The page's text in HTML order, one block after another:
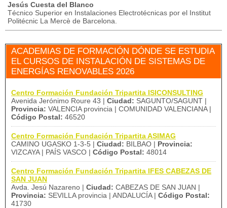
Jesús Cuesta del Blanco
Técnico Superior en Instalaciones Electrotécnicas por el Institut
Politécnic La Mercè de Barcelona.
ACADEMIAS DE FORMACIÓN DÓNDE SE ESTUDIA
EL CURSOS DE INSTALACIÓN DE SISTEMAS DE
ENERGÍAS RENOVABLES 2026
Centro Formación Fundación Tripartita ISICONSULTING
Avenida Jerónimo Roure 43 | Ciudad: SAGUNTO/SAGUNT |
Provincia: VALENCIA provincia | COMUNIDAD VALENCIANA |
Código Postal: 46520
Centro Formación Fundación Tripartita ASIMAG
CAMINO UGASKO 1-3-5 | Ciudad: BILBAO | Provincia:
VIZCAYA | PAÍS VASCO | Código Postal: 48014
Centro Formación Fundación Tripartita IFES CABEZAS DE
SAN JUAN
Avda. Jesú Nazareno | Ciudad: CABEZAS DE SAN JUAN |
Provincia: SEVILLA provincia | ANDALUCÍA | Código Postal:
41730